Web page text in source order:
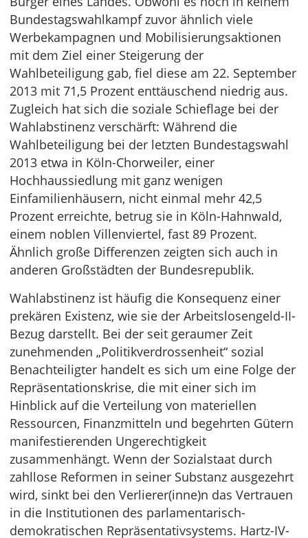
Bundestagswahlkampf zuvor ähnlich viele
Werbekampagnen und Mobilisierungsaktionen
mit dem Ziel einer Steigerung der
Wahlbeteiligung gab, fiel diese am 22. September
2013 mit 71,5 Prozent enttäuschend niedrig aus.
Zugleich hat sich die soziale Schieflage bei der
Wahlabstinenz verschärft: Während die
Wahlbeteiligung bei der letzten Bundestagswahl
2013 etwa in Köln-Chorweiler, einer
Hochhaussiedlung mit ganz wenigen
Einfamilienhäusern, nicht einmal mehr 42,5
Prozent erreichte, betrug sie in Köln-Hahnwald,
einem noblen Villenviertel, fast 89 Prozent.
Ähnlich große Differenzen zeigten sich auch in
anderen Großstädten der Bundesrepublik.
Wahlabstinenz ist häufig die Konsequenz einer
prekären Existenz, wie sie der Arbeitslosengeld-II-
Bezug darstellt. Bei der seit geraumer Zeit
zunehmenden „Politikverdrossenheit“ sozial
Benachteiligter handelt es sich um eine Folge der
Repräsentationskrise, die mit einer sich im
Hinblick auf die Verteilung von materiellen
Ressourcen, Finanzmitteln und begehrten Gütern
manifestierenden Ungerechtigkeit
zusammenhängt. Wenn der Sozialstaat durch
zahllose Reformen in seiner Substanz ausgezehrt
wird, sinkt bei den Verlierer(inne)n das Vertrauen
in die Institutionen des parlamentarisch-
demokratischen Repräsentativsystems. Hartz-IV-